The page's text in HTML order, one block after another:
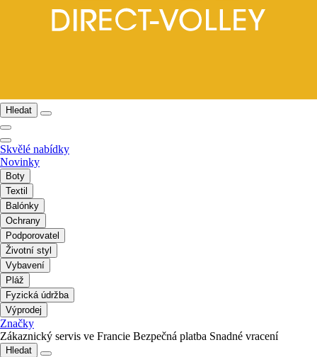
Hledat
Skvělé nabídky
Novinky
Boty
Textil
Balónky
Ochrany
Podporovatel
Životní styl
Vybavení
Pláž
Fyzická údržba
Výprodej
Značky
Zákaznický servis ve Francie Bezpečná platba Snadné vracení
Hledat